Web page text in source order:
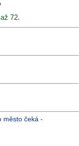
72.
město čeká -